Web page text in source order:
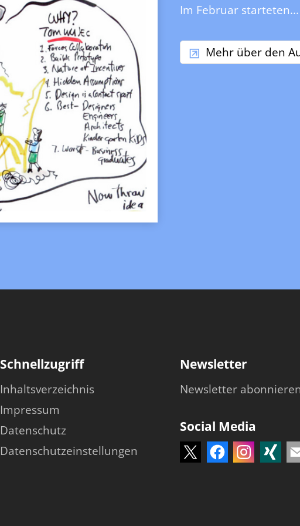
Im Februar starteten...
Mehr über den
Schnellzugriff
Inhaltsverzeichnis
Impressum
Datenschutz
Datenschutzeinstellungen
Newsletter
Newsletter abonnieren
Social Media